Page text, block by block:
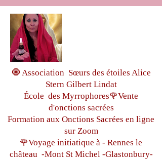
🧿 Association Sœurs des étoiles Alice
Stern Gilbert Lindat
École des Myrrophores🌹Vente
d'onctions sacrées
Formation aux Onctions Sacrées en ligne
sur Zoom
🌹Voyage initiatique à - Rennes le
château -Mont St Michel -Glastonbury-